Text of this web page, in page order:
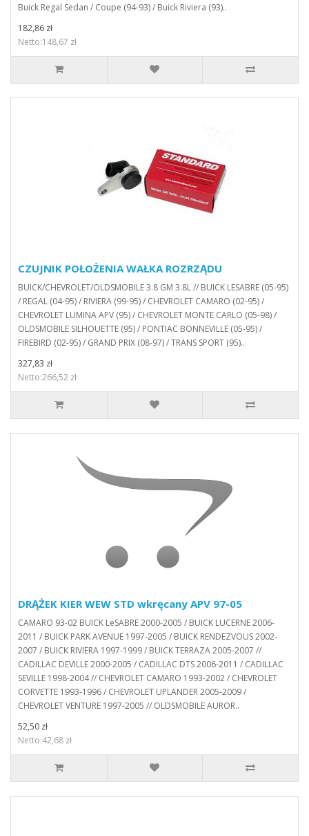
Buick Regal Sedan / Coupe (94-93) / Buick Riviera (93)..
182,86 zł
Netto:148,67 zł
CZUJNIK POŁOŻENIA WAŁKA ROZRZĄDU
BUICK/CHEVROLET/OLDSMOBILE 3.8 GM 3.8L // BUICK LESABRE (05-95)
/ REGAL (04-95) / RIVIERA (99-95) / CHEVROLET CAMARO (02-95) /
CHEVROLET LUMINA APV (95) / CHEVROLET MONTE CARLO (05-98) /
OLDSMOBILE SILHOUETTE (95) / PONTIAC BONNEVILLE (05-95) /
FIREBIRD (02-95) / GRAND PRIX (08-97) / TRANS SPORT (95)..
327,83 zł
Netto:266,52 zł
DRĄŻEK KIER WEW STD wkręcany APV 97-05
CAMARO 93-02 BUICK LeSABRE 2000-2005 / BUICK LUCERNE 2006-
2011 / BUICK PARK AVENUE 1997-2005 / BUICK RENDEZVOUS 2002-
2007 / BUICK RIVIERA 1997-1999 / BUICK TERRAZA 2005-2007 //
CADILLAC DEVILLE 2000-2005 / CADILLAC DTS 2006-2011 / CADILLAC
SEVILLE 1998-2004 // CHEVROLET CAMARO 1993-2002 / CHEVROLET
CORVETTE 1993-1996 / CHEVROLET UPLANDER 2005-2009 /
CHEVROLET VENTURE 1997-2005 // OLDSMOBILE AUROR..
52,50 zł
Netto:42,68 zł